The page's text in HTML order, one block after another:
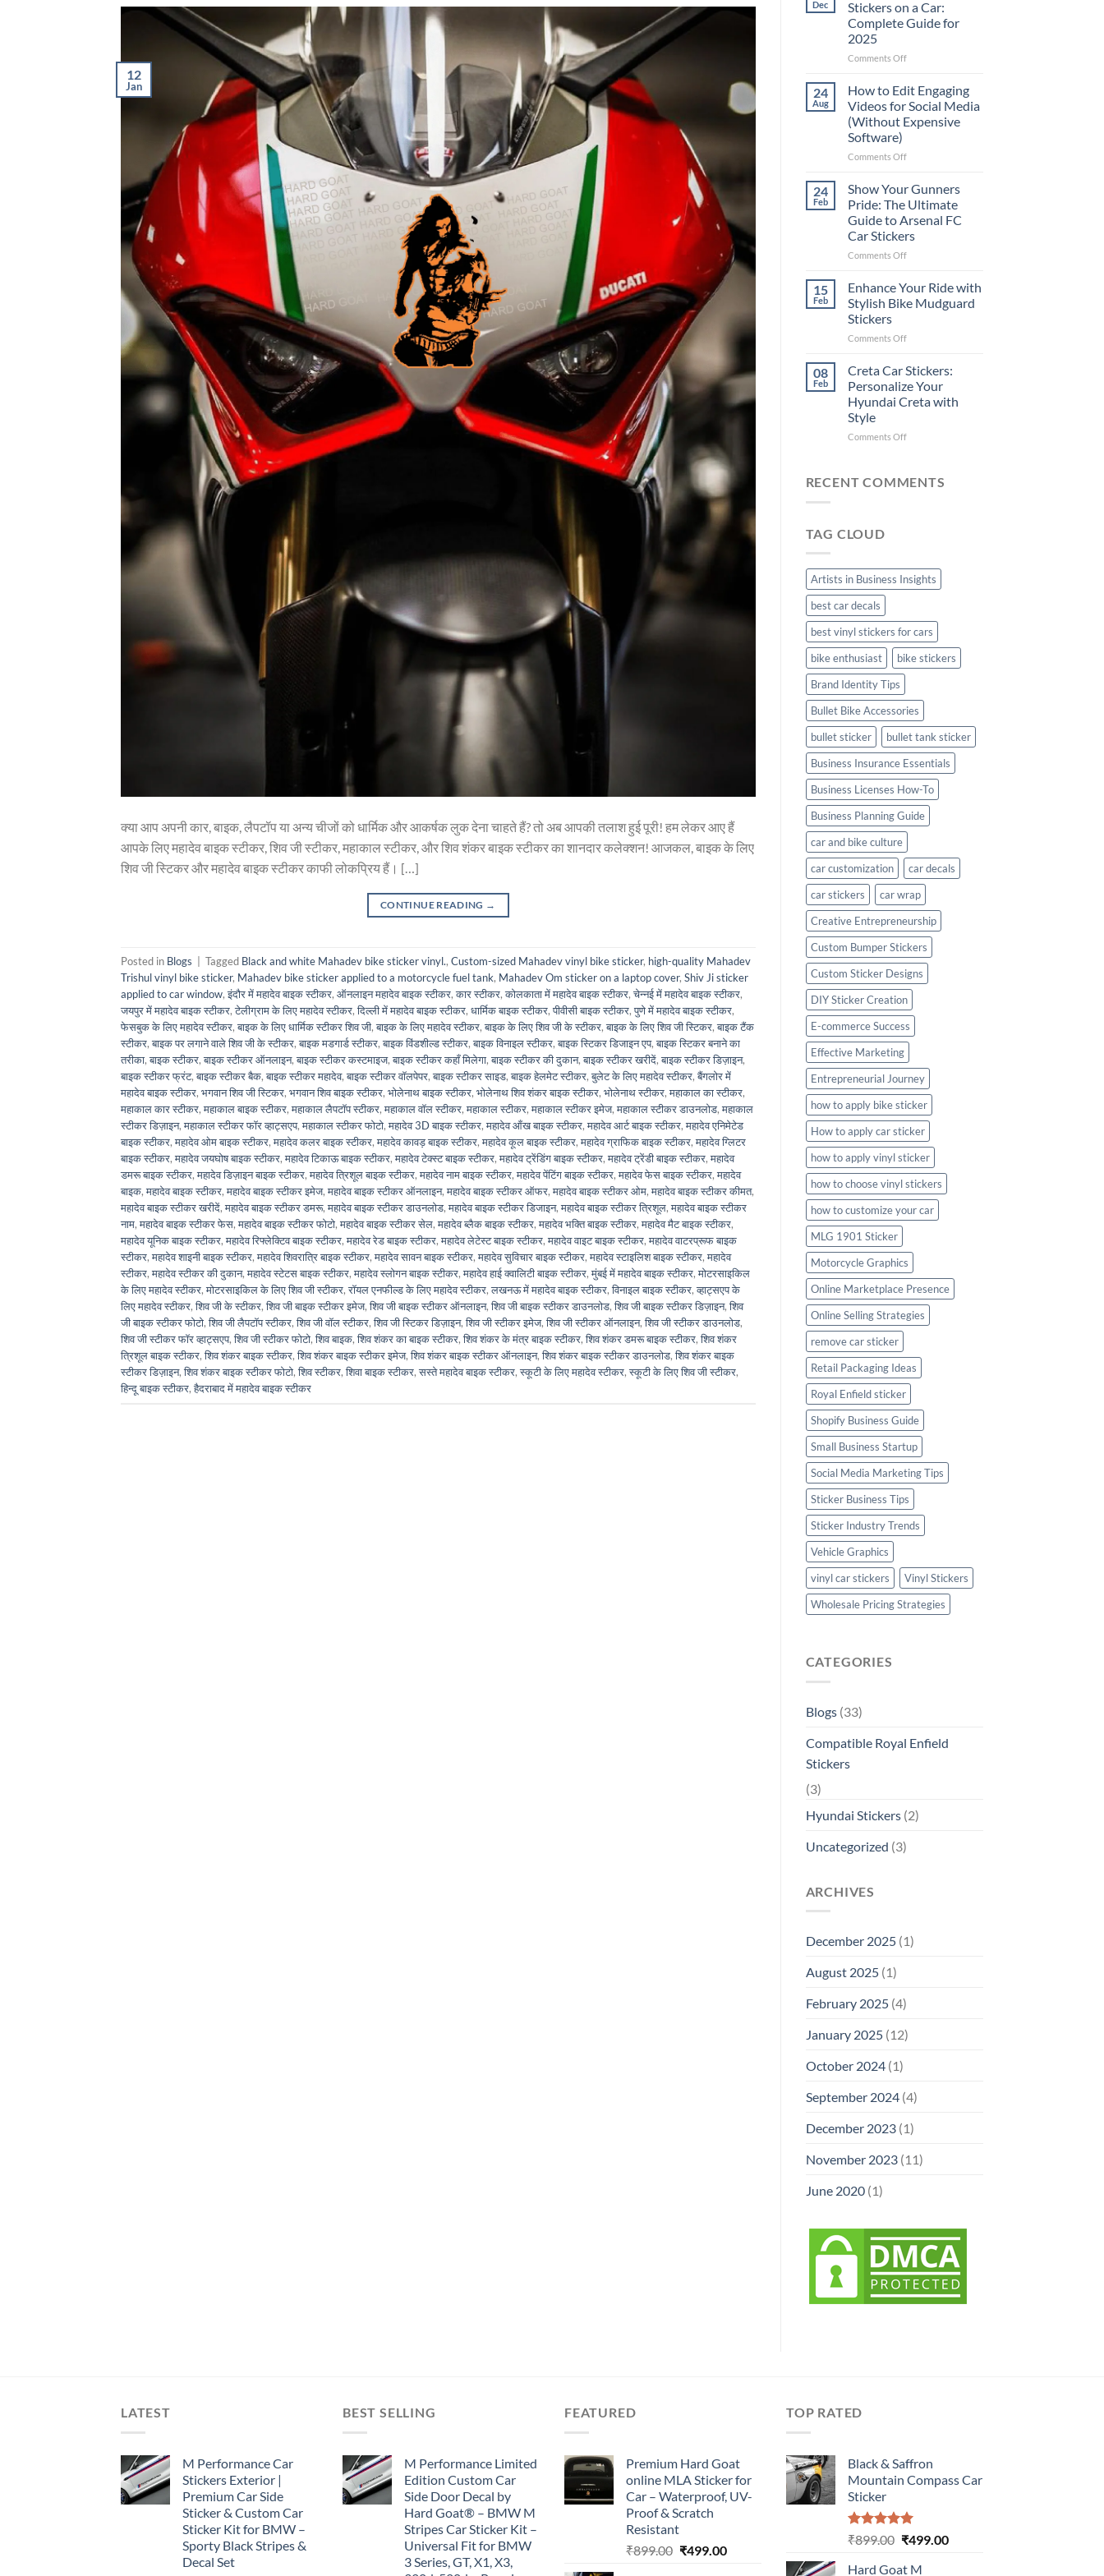
12
Jan
क्या आप अपनी कार, बाइक, लैपटॉप या अन्य चीजों को धार्मिक और आकर्षक लुक देना चाहते हैं? तो अब आपकी तलाश हुई पूरी! हम लेकर आए हैं
आपके लिए महादेव बाइक स्टीकर, शिव जी स्टीकर, महाकाल स्टीकर, और शिव शंकर बाइक स्टीकर का शानदार कलेक्शन! आजकल, बाइक के लिए
शिव जी स्टिकर और महादेव बाइक स्टीकर काफी लोकप्रिय हैं। […]
CONTINUE READING →
Posted in Blogs Tagged Black and white Mahadev bike sticker vinyl., Custom-sized Mahadev vinyl bike sticker, high-quality Mahadev
Trishul vinyl bike sticker, Mahadev bike sticker applied to a motorcycle fuel tank, Mahadev Om sticker on a laptop cover, Shiv Ji sticker
applied to car window,इंदौर में महादेव बाइक स्टीकर, ऑनलाइन महादेव बाइक स्टीकर,कार स्टीकर,कोलकाता में महादेव बाइक स्टीकर,चेन्नई में महादेव बाइक स्टीकर,
जयपुर में महादेव बाइक स्टीकर,टेलीग्राम के लिए महादेव स्टीकर,दिल्ली में महादेव बाइक स्टीकर, धार्मिक बाइक स्टीकर,पीवीसी बाइक स्टीकर,पुणे में महादेव बाइक स्टीकर,
फेसबुक के लिए महादेव स्टीकर,बाइक के लिए धार्मिक स्टीकर शिव जी,बाइक के लिए महादेव स्टीकर,बाइक के लिए शिव जी के स्टीकर,बाइक के लिए शिव जी स्टिकर,बाइक टैंक
स्टीकर,बाइक पर लगाने वाले शिव जी के स्टीकर,बाइक मडगार्ड स्टीकर,बाइक विंडशील्ड स्टीकर,बाइक विनाइल स्टीकर,बाइक स्टिकर डिजाइन एप,बाइक स्टिकर बनाने का
तरीका,बाइक स्टीकर,बाइक स्टीकर ऑनलाइन,बाइक स्टीकर कस्टमाइज,बाइक स्टीकर कहाँ मिलेगा,बाइक स्टीकर की दुकान,बाइक स्टीकर खरीदें,बाइक स्टीकर डिज़ाइन,
बाइक स्टीकर फ्रंट,बाइक स्टीकर बैक,बाइक स्टीकर महादेव,बाइक स्टीकर वॉलपेपर,बाइक स्टीकर साइड,बाइक हेलमेट स्टीकर,बुलेट के लिए महादेव स्टीकर,बैंगलोर में
महादेव बाइक स्टीकर, भगवान शिव जी स्टिकर, भगवान शिव बाइक स्टीकर, भोलेनाथ बाइक स्टीकर, भोलेनाथ शिव शंकर बाइक स्टीकर, भोलेनाथ स्टीकर,महाकाल का स्टीकर,
महाकाल कार स्टीकर,महाकाल बाइक स्टीकर,महाकाल लैपटॉप स्टीकर,महाकाल वॉल स्टीकर,महाकाल स्टीकर,महाकाल स्टीकर इमेज,महाकाल स्टीकर डाउनलोड,महाकाल
स्टीकर डिज़ाइन,महाकाल स्टीकर फॉर व्हाट्सएप,महाकाल स्टीकर फोटो,महादेव 3D बाइक स्टीकर,महादेव आँख बाइक स्टीकर,महादेव आर्ट बाइक स्टीकर,महादेव एनिमेटेड
बाइक स्टीकर,महादेव ओम बाइक स्टीकर,महादेव कलर बाइक स्टीकर,महादेव कावड़ बाइक स्टीकर,महादेव कूल बाइक स्टीकर,महादेव ग्राफिक बाइक स्टीकर,महादेव ग्लिटर
बाइक स्टीकर,महादेव जयघोष बाइक स्टीकर,महादेव टिकाऊ बाइक स्टीकर,महादेव टेक्स्ट बाइक स्टीकर,महादेव ट्रेंडिंग बाइक स्टीकर,महादेव ट्रेंडी बाइक स्टीकर,महादेव
डमरू बाइक स्टीकर,महादेव डिज़ाइन बाइक स्टीकर,महादेव त्रिशूल बाइक स्टीकर,महादेव नाम बाइक स्टीकर,महादेव पेंटिंग बाइक स्टीकर,महादेव फेस बाइक स्टीकर,महादेव
बाइक,महादेव बाइक स्टीकर,महादेव बाइक स्टीकर इमेज,महादेव बाइक स्टीकर ऑनलाइन,महादेव बाइक स्टीकर ऑफर,महादेव बाइक स्टीकर ओम,महादेव बाइक स्टीकर कीमत,
महादेव बाइक स्टीकर खरीदें,महादेव बाइक स्टीकर डमरू,महादेव बाइक स्टीकर डाउनलोड,महादेव बाइक स्टीकर डिजाइन,महादेव बाइक स्टीकर त्रिशूल,महादेव बाइक स्टीकर
नाम,महादेव बाइक स्टीकर फेस,महादेव बाइक स्टीकर फोटो,महादेव बाइक स्टीकर सेल,महादेव ब्लैक बाइक स्टीकर,महादेव भक्ति बाइक स्टीकर,महादेव मैट बाइक स्टीकर,
महादेव यूनिक बाइक स्टीकर,महादेव रिफ्लेक्टिव बाइक स्टीकर,महादेव रेड बाइक स्टीकर,महादेव लेटेस्ट बाइक स्टीकर,महादेव वाइट बाइक स्टीकर,महादेव वाटरप्रूफ बाइक
स्टीकर,महादेव शाइनी बाइक स्टीकर,महादेव शिवरात्रि बाइक स्टीकर,महादेव सावन बाइक स्टीकर,महादेव सुविचार बाइक स्टीकर,महादेव स्टाइलिश बाइक स्टीकर,महादेव
स्टीकर,महादेव स्टीकर की दुकान,महादेव स्टेटस बाइक स्टीकर,महादेव स्लोगन बाइक स्टीकर,महादेव हाई क्वालिटी बाइक स्टीकर,मुंबई में महादेव बाइक स्टीकर,मोटरसाइकिल
के लिए महादेव स्टीकर,मोटरसाइकिल के लिए शिव जी स्टीकर,रॉयल एनफील्ड के लिए महादेव स्टीकर,लखनऊ में महादेव बाइक स्टीकर,विनाइल बाइक स्टीकर,व्हाट्सएप के
लिए महादेव स्टीकर,शिव जी के स्टीकर,शिव जी बाइक स्टीकर इमेज,शिव जी बाइक स्टीकर ऑनलाइन,शिव जी बाइक स्टीकर डाउनलोड,शिव जी बाइक स्टीकर डिज़ाइन,शिव
जी बाइक स्टीकर फोटो,शिव जी लैपटॉप स्टीकर,शिव जी वॉल स्टीकर,शिव जी स्टिकर डिज़ाइन,शिव जी स्टीकर इमेज,शिव जी स्टीकर ऑनलाइन,शिव जी स्टीकर डाउनलोड,
शिव जी स्टीकर फॉर व्हाट्सएप,शिव जी स्टीकर फोटो,शिव बाइक,शिव शंकर का बाइक स्टीकर,शिव शंकर के मंत्र बाइक स्टीकर,शिव शंकर डमरू बाइक स्टीकर,शिव शंकर
त्रिशूल बाइक स्टीकर,शिव शंकर बाइक स्टीकर,शिव शंकर बाइक स्टीकर इमेज,शिव शंकर बाइक स्टीकर ऑनलाइन,शिव शंकर बाइक स्टीकर डाउनलोड,शिव शंकर बाइक
स्टीकर डिज़ाइन,शिव शंकर बाइक स्टीकर फोटो,शिव स्टीकर,शिवा बाइक स्टीकर,सस्ते महादेव बाइक स्टीकर,स्कूटी के लिए महादेव स्टीकर,स्कूटी के लिए शिव जी स्टीकर,
हिन्दू बाइक स्टीकर,हैदराबाद में महादेव बाइक स्टीकर
Dec
Stickers on a Car:
Complete Guide for
2025
Comments Offon
Places
Put
Stickers
a
Complete
Guide
for
2025
24
Aug
How to Edit Engaging
Videos for Social Media
(Without Expensive
Software)
Comments Offon
to
Engaging
Videos
for
Social
(Without
Expensive
Software)
24
Feb
Show Your Gunners
Pride: The Ultimate
Guide to Arsenal FC
Car Stickers
Comments Offon
Your
Pride:
Ultimate
to
Arsenal
FC
Car
15
Feb
Enhance Your Ride with
Stylish Bike Mudguard
Stickers
Comments Offon
Your
with
Stylish
Mudguard
08
Feb
Creta Car Stickers:
Personalize Your
Hyundai Creta with
Style
Comments Offon
Stickers:
RECENT COMMENTS
TAG CLOUD
Artists in Business Insights
best car decals
best vinyl stickers for cars
bike enthusiast
bike stickers
Brand Identity Tips
Bullet Bike Accessories
bullet sticker
bullet tank sticker
Business Insurance Essentials
Business Licenses How-To
Business Planning Guide
car and bike culture
car customization
car decals
car stickers
car wrap
Creative Entrepreneurship
Custom Bumper Stickers
Custom Sticker Designs
DIY Sticker Creation
E-commerce Success
Effective Marketing
Entrepreneurial Journey
how to apply bike sticker
How to apply car sticker
how to apply vinyl sticker
how to choose vinyl stickers
how to customize your car
MLG 1901 Sticker
Motorcycle Graphics
Online Marketplace Presence
Online Selling Strategies
remove car sticker
Retail Packaging Ideas
Royal Enfield sticker
Shopify Business Guide
Small Business Startup
Social Media Marketing Tips
Sticker Business Tips
Sticker Industry Trends
Vehicle Graphics
vinyl car stickers
Vinyl Stickers
Wholesale Pricing Strategies
CATEGORIES
Blogs(33)
Compatible Royal Enfield
Stickers
(3)
Hyundai Stickers(2)
Uncategorized (3)
ARCHIVES
December 2025(1)
August 2025(1)
February 2025(4)
January 2025(12)
October 2024(1)
September 2024(4)
December 2023(1)
November 2023(11)
June 2020(1)
LATEST
M Performance Car
Stickers Exterior |
Premium Car Side
Sticker & Custom Car
Sticker Kit for BMW –
Sporty Black Stripes &
Decal Set
BEST SELLING
M Performance Limited
Edition Custom Car
Side Door Decal by
Hard Goat® – BMW M
Stripes Car Sticker Kit –
Universal Fit for BMW
3 Series, GT, X1, X3,
FEATURED
Premium Hard Goat
online MLA Sticker for
Car – Waterproof, UV-
Proof & Scratch
Resistant
₹899.00 Original
₹499.00Current
TOP RATED
Black & Saffron
Mountain Compass Car
Sticker
Rated5.00
₹899.00 Original
₹499.00Current
Hard Goat M